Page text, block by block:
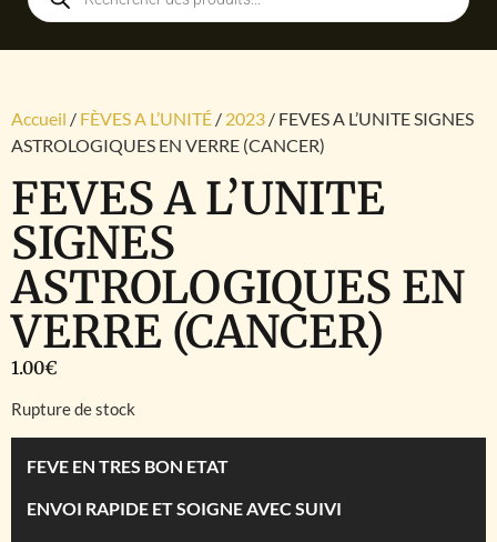
Accueil / FÈVES A L’UNITÉ / 2023 / FEVES A L’UNITE SIGNES
ASTROLOGIQUES EN VERRE (CANCER)
FEVES A L’UNITE
SIGNES
ASTROLOGIQUES EN
VERRE (CANCER)
1.00€
Rupture de stock
FEVE EN TRES BON ETAT
ENVOI RAPIDE ET SOIGNE AVEC SUIVI